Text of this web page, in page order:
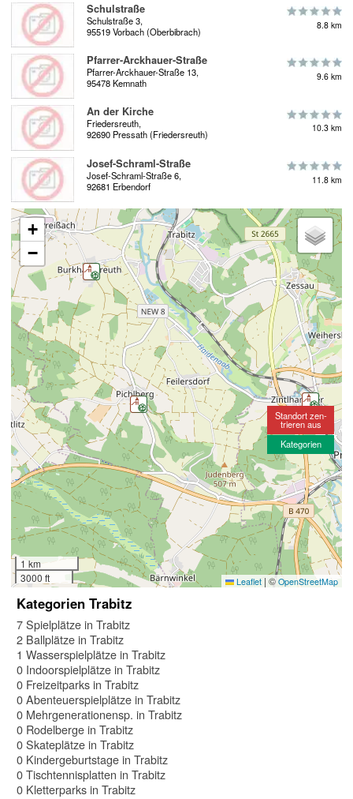
Schulstraße
Schulstraße 3,
95519 Vorbach (Oberbibrach)
8.8 km
Pfarrer-Arckhauer-Straße
Pfarrer-Arckhauer-Straße 13,
95478 Kemnath
9.6 km
An der Kirche
Friedersreuth,
92690 Pressath (Friedersreuth)
10.3 km
Josef-Schraml-Straße
Josef-Schraml-Straße 6,
92681 Erbendorf
11.8 km
+
−
1 km
3000 ft
Leaflet | © OpenStreetMap
Standort zen-
trieren aus
Kategorien
Kategorien Trabitz
7 Spielplätze in Trabitz
2 Ballplätze in Trabitz
1 Wasserspielplätze in Trabitz
0 Indoorspielplätze in Trabitz
0 Freizeitparks in Trabitz
0 Abenteuerspielplätze in Trabitz
0 Mehrgenerationensp. in Trabitz
0 Rodelberge in Trabitz
0 Skateplätze in Trabitz
0 Kindergeburtstage in Trabitz
0 Tischtennisplatten in Trabitz
0 Kletterparks in Trabitz